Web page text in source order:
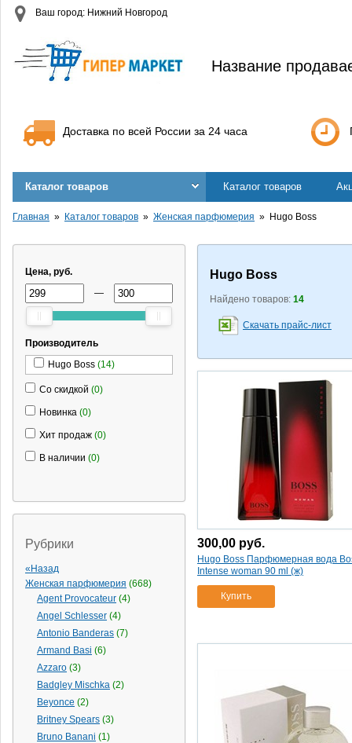
Ваш город: Нижний Новгород
Название
Доставка по всей России за 24 часа
Каталог товаров Каталог товаров
Главная Каталог товаров Женская парфюмерия Hugo Boss
Цена, руб.
—
Производитель
Hugo Boss (14)
Со скидкой (0)
Новинка (0)
Хит продаж (0)
В наличии (0)
Рубрики
«Назад
Женская парфюмерия (668)
Agent Provocateur (4)
Angel Schlesser (4)
Antonio Banderas (7)
Armand Basi (6)
Azzaro (3)
Badgley Mischka (2)
Beyonce (2)
Britney Spears (3)
Bruno Banani (1)
Hugo Boss
Найдено товаров: 14
Скачать прайс-лист
300,00 руб.
Hugo Boss Парфюмерная вода
Intense woman 90 ml (ж)
Купить